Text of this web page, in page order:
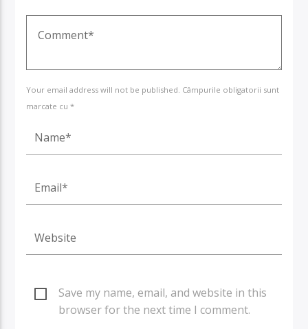
Your email address will not be published. Câmpurile obligatorii sunt
marcate cu *
Save my name, email, and website in this
browser for the next time I comment.